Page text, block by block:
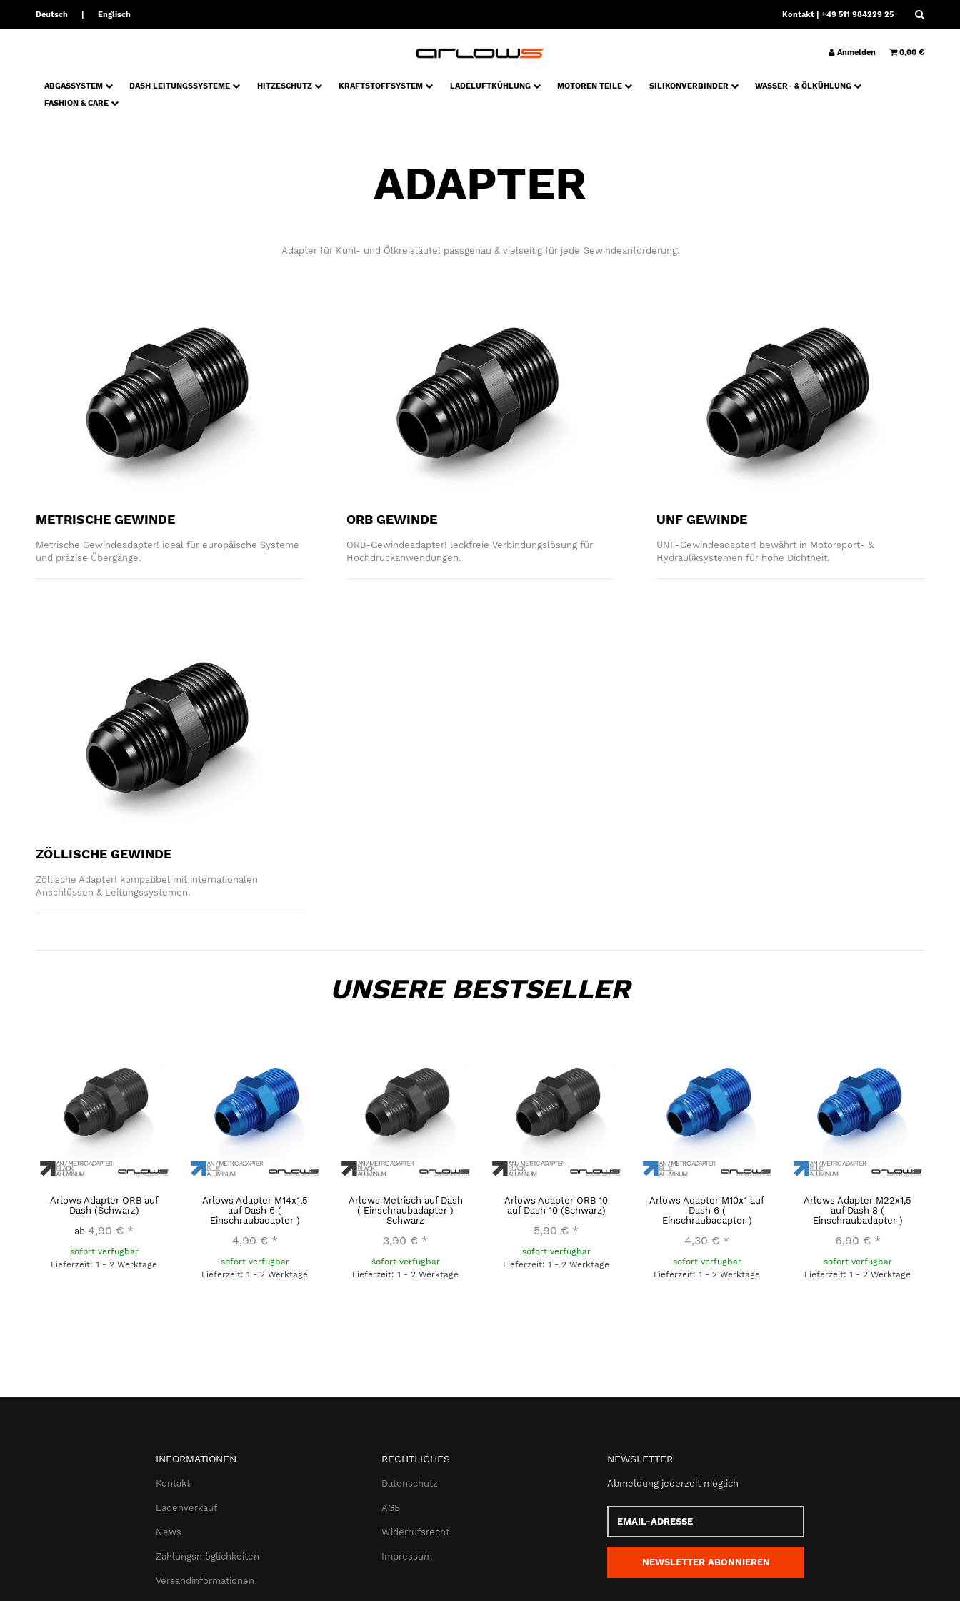
Deutsch Englisch Kontakt | +49 511 984229 25
Anmelden 0,00 €
ABGASSYSTEM DASH LEITUNGSSYSTEME HITZESCHUTZ KRAFTSTOFFSYSTEM LADELUFTKÜHLUNG MOTOREN TEILE SILIKONVERBINDER
WASSER- & ÖLKÜHLUNG
FASHION & CARE
ADAPTER
Adapter für Kühl- und Ölkreisläufe! passgenau & vielseitig für jede Gewindeanforderung.
METRISCHE GEWINDE
Metrische Gewindeadapter! ideal für europäische Systeme
und präzise Übergänge.
ORB GEWINDE
ORB-Gewindeadapter! leckfreie Verbindungslösung für
Hochdruckanwendungen.
UNF GEWINDE
UNF-Gewindeadapter! bewährt in Motorsport- &
Hydrauliksystemen für hohe Dichtheit.
ZÖLLISCHE GEWINDE
Zöllische Adapter! kompatibel mit internationalen
Anschlüssen & Leitungssystemen.
UNSERE BESTSELLER
Arlows Adapter ORB auf
Dash (Schwarz)
ab 4,90 € *
sofort verfügbar
Lieferzeit: 1 - 2 Werktage
Arlows Adapter M14x1,5
auf Dash 6 (
Einschraubadapter )
4,90 € *
sofort verfügbar
Lieferzeit: 1 - 2 Werktage
Arlows Metrisch auf Dash
( Einschraubadapter )
Schwarz
3,90 € *
sofort verfügbar
Lieferzeit: 1 - 2 Werktage
Arlows Adapter ORB 10
auf Dash 10 (Schwarz)
5,90 € *
sofort verfügbar
Lieferzeit: 1 - 2 Werktage
Arlows Adapter M10x1 auf
Dash 6 (
Einschraubadapter )
4,30 € *
sofort verfügbar
Lieferzeit: 1 - 2 Werktage
Arlows Adapter M22x1,5
auf Dash 8 (
Einschraubadapter )
6,90 € *
sofort verfügbar
Lieferzeit: 1 - 2 Werktage
INFORMATIONEN
Kontakt
Ladenverkauf
News
Zahlungsmöglichkeiten
Versandinformationen
RECHTLICHES
Datenschutz
AGB
Widerrufsrecht
Impressum
NEWSLETTER
Abmeldung jederzeit möglich
Email-
Adresse
NEWSLETTER ABONNIEREN